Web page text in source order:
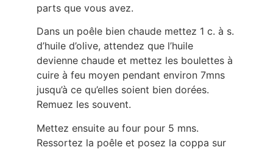
parts que vous avez.
Dans un poêle bien chaude mettez 1 c. à s.
d’huile d’olive, attendez que l’huile
devienne chaude et mettez les boulettes à
cuire à feu moyen pendant environ 7mns
jusqu’à ce qu’elles soient bien dorées.
Remuez les souvent.
Mettez ensuite au four pour 5 mns.
Ressortez la poêle et posez la coppa sur